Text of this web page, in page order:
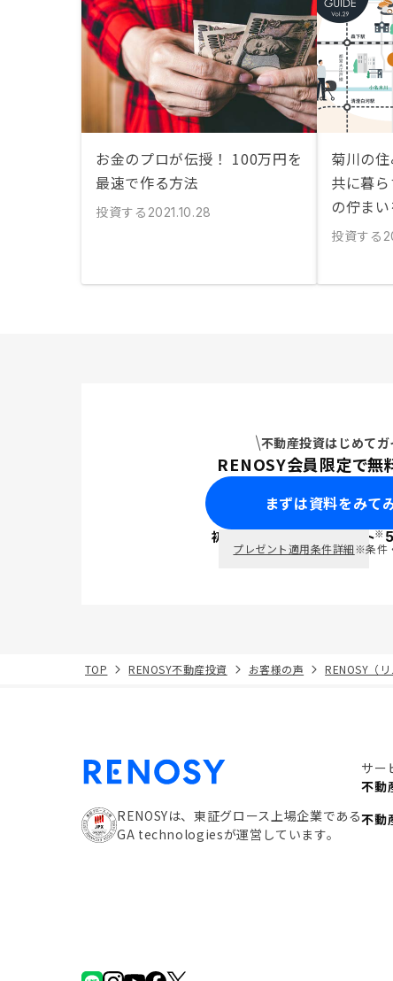
お金のプロが伝授！ 100万円を
最速で作る方法
投資する 2021.10.28
菊川の
共に暮
の佇ま
投資する
不動産投資はじめてガ
RENOSY会員限定で無
まずは資料をみて
初回面談で ポイント※
プレゼント適用条件詳細※条件
TOP RENOSY不動産投資 お客様の声 RENOSY（
RENOSYは、東証グロース上場企業である
GA technologiesが運営しています。
サー
不動
不動